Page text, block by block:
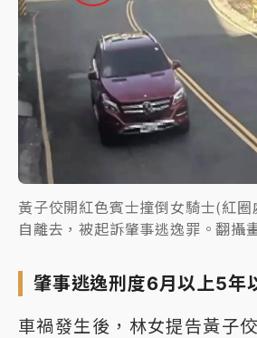
黃子佼開紅色賓士撞倒女騎士(紅
自離去，被起訴肇事逃逸罪。翻攝
肇事逃逸刑度6月以上5年
車禍發生後，林女提告黃子